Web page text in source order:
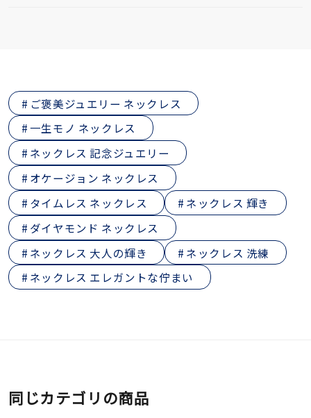
ご褒美ジュエリー ネックレス
一生モノ ネックレス
ネックレス 記念ジュエリー
オケージョン ネックレス
タイムレス ネックレス
ネックレス 輝き
ダイヤモンド ネックレス
ネックレス 大人の輝き
ネックレス 洗練
ネックレス エレガントな佇まい
同じカテゴリの商品